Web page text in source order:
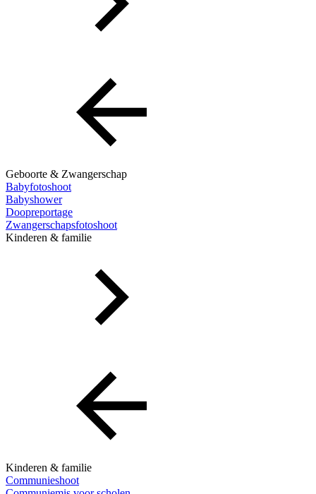
Geboorte & Zwangerschap
Babyfotoshoot
Babyshower
Doopreportage
Zwangerschapsfotoshoot
Kinderen & familie
Kinderen & familie
Communieshoot